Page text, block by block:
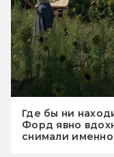
Где бы ни
Форд явно
снимали